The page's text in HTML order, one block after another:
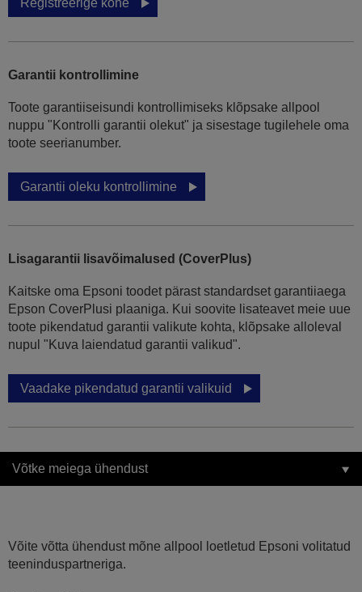
Registreerige kohe
Garantii kontrollimine
Toote garantiiseisundi kontrollimiseks klõpsake allpool
nuppu "Kontrolli garantii olekut" ja sisestage tugilehele oma
toote seerianumber.
Garantii oleku kontrollimine
Lisagarantii lisavõimalused (CoverPlus)
Kaitske oma Epsoni toodet pärast standardset garantiiaega
Epson CoverPlusi plaaniga. Kui soovite lisateavet meie uue
toote pikendatud garantii valikute kohta, klõpsake alloleval
nupul "Kuva laiendatud garantii valikud".
Vaadake pikendatud garantii valikuid
Võtke meiega ühendust
Võite võtta ühendust mõne allpool loetletud Epsoni volitatud
teeninduspartneriga.